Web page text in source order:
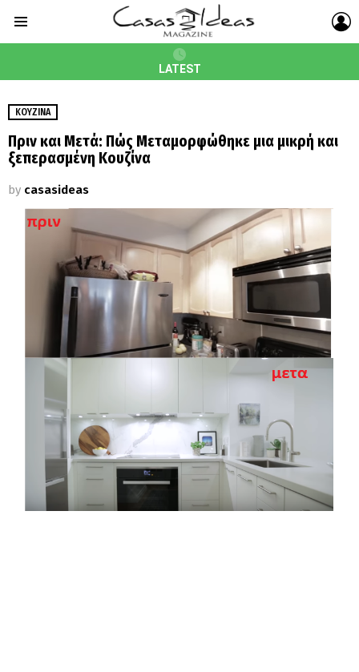
LATEST
ΚΟΥΖΊΝΑ
Πριν και Μετά: Πώς Μεταμορφώθηκε μια μικρή και
ξεπερασμένη Κουζίνα
by casasideas